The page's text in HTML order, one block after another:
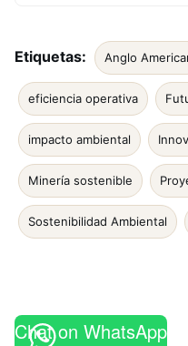
Etiquetas: Anglo
eficiencia operativa
impacto ambiental
Minería sostenible
Sostenibilidad Ambiental
Chat on WhatsApp